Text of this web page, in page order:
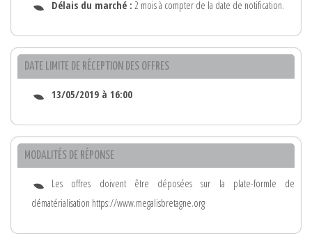
Délais du marché : 2 mois à compter de la date de notification.
DATE LIMITE DE RÉCEPTION DES OFFRES
13/05/2019 à 16:00
MODALITÉS DE RÉPONSE
Les offres doivent être déposées sur la plate-formle de
dématérialisation https://www.megalisbretagne.org